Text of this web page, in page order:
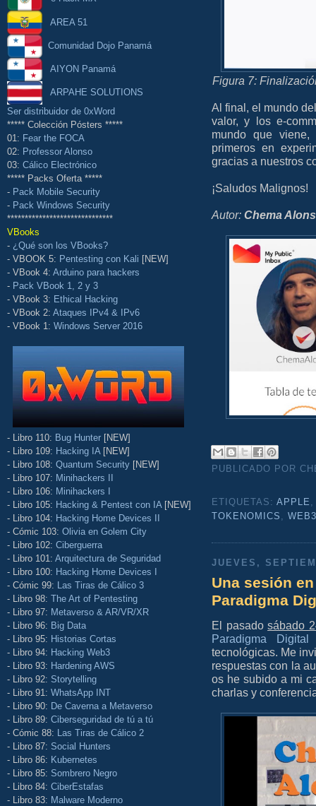
AREA 51
Comunidad Dojo Panamá
AIYON Panamá
ARPAHE SOLUTIONS
Ser distribuidor de 0xWord
***** Colección Pósters *****
01: Fear the FOCA
02: Professor Alonso
03: Cálico Electrónico
***** Packs Oferta *****
- Pack Mobile Security
- Pack Windows Security
******************************
VBooks
- ¿Qué son los VBooks?
- VBOOK 5: Pentesting con Kali [NEW]
- VBook 4: Arduino para hackers
- Pack VBook 1, 2 y 3
- VBook 3: Ethical Hacking
- VBook 2: Ataques IPv4 & IPv6
- VBook 1: Windows Server 2016
- Libro 110: Bug Hunter [NEW]
- Libro 109: Hacking IA [NEW]
- Libro 108: Quantum Security [NEW]
- Libro 107: Minihackers II
- Libro 106: Minihackers I
- Libro 105: Hacking & Pentest con IA [NEW]
- Libro 104: Hacking Home Devices II
- Cómic 103: Olivia en Golem City
- Libro 102: Ciberguerra
- Libro 101: Arquitectura de Seguridad
- Libro 100: Hacking Home Devices I
- Cómic 99: Las Tiras de Cálico 3
- Libro 98: The Art of Pentesting
- Libro 97: Metaverso & AR/VR/XR
- Libro 96: Big Data
- Libro 95: Historias Cortas
- Libro 94: Hacking Web3
- Libro 93: Hardening AWS
- Libro 92: Storytelling
- Libro 91: WhatsApp INT
- Libro 90: De Caverna a Metaverso
- Libro 89: Ciberseguridad de tú a tú
- Cómic 88: Las Tiras de Cálico 2
- Libro 87: Social Hunters
- Libro 86: Kubernetes
- Libro 85: Sombrero Negro
- Libro 84: CiberEstafas
- Libro 83: Malware Moderno
Figura 7:
Al final, el mundo
valor, y los e-
mundo que
primeros en
gracias a nuestros
¡Saludos Malignos!
Autor: Chema
PUBLICADO POR
ETIQUETAS:APPLE
TOKENOMICS ,
JUEVES,
Una sesión
Paradigma
El pasadosábado
Paradigma Digital
tecnológicas. Me
respuestas con la
os he subido a mi
charlas y